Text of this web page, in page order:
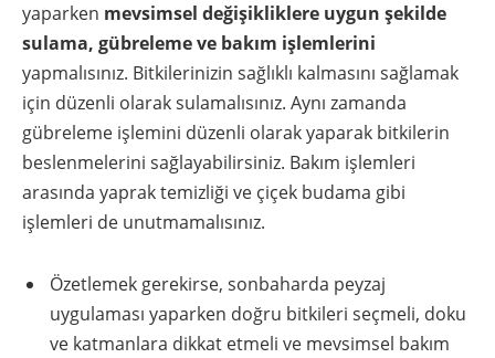
yaparken mevsimsel değişikliklere uygun şekilde
sulama, gübreleme ve bakım işlemlerini
yapmalısınız. Bitkilerinizin sağlıklı kalmasını sağlamak
için düzenli olarak sulamalısınız. Aynı zamanda
gübreleme işlemini düzenli olarak yaparak bitkilerin
beslenmelerini sağlayabilirsiniz. Bakım işlemleri
arasında yaprak temizliği ve çiçek budama gibi
işlemleri de unutmamalısınız.
Özetlemek gerekirse, sonbaharda peyzaj
uygulaması yaparken doğru bitkileri seçmeli, doku
ve katmanlara dikkat etmeli ve mevsimsel bakım